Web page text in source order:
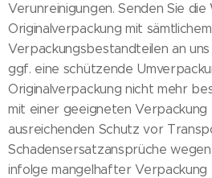
Verunreinigungen. Senden Sie
Originalverpackung mit
Verpackungsbestandteilen an
ggf. eine schützende
Originalverpackung nicht mehr
mit einer geeigneten Verpackung
ausreichenden Schutz vor
Schadensersatzansprüche
infolge mangelhafter Verpackung